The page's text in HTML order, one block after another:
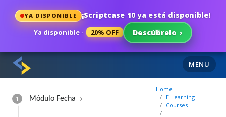
YA DISPONIBLE ¡Scriptcase 10 ya está disponible!
Ya disponible · 20% OFF Descúbrelo ›
MENU
1 Módulo Fecha
Home
E-Learning
Courses